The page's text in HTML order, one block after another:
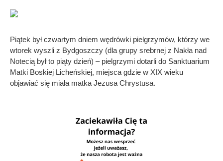
Piątek był czwartym dniem wędrówki pielgrzymów, którzy we
wtorek wyszli z Bydgoszczy (dla grupy srebrnej z Nakła nad
Notecią był to piąty dzień) – pielgrzymi dotarli do Sanktuarium
Matki Boskiej Licheńskiej, miejsca gdzie w XIX wieku
objawiać się miała matka Jezusa Chrystusa.